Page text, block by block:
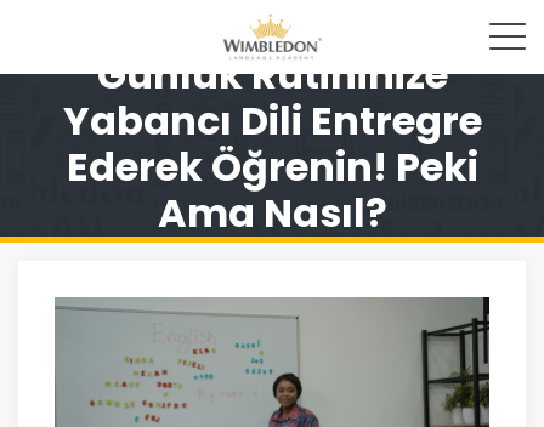
Günlük Rutininize
Yabancı Dili Entregre
Ederek Öğrenin! Peki
Ama Nasıl?